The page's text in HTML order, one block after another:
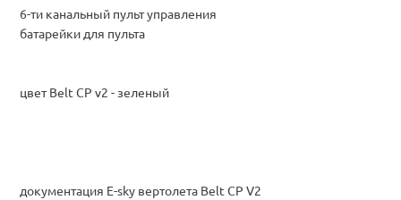
6-ти канальный пульт управления
батарейки для пульта
цвет Belt CP v2 - зеленый
документация E-sky вертолета Belt CP V2